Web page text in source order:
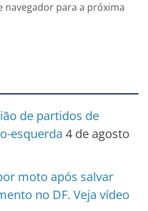
navegador para a próxima
de partidos de
esquerda 4 de agosto
moto após salvar
no DF. Veja vídeo